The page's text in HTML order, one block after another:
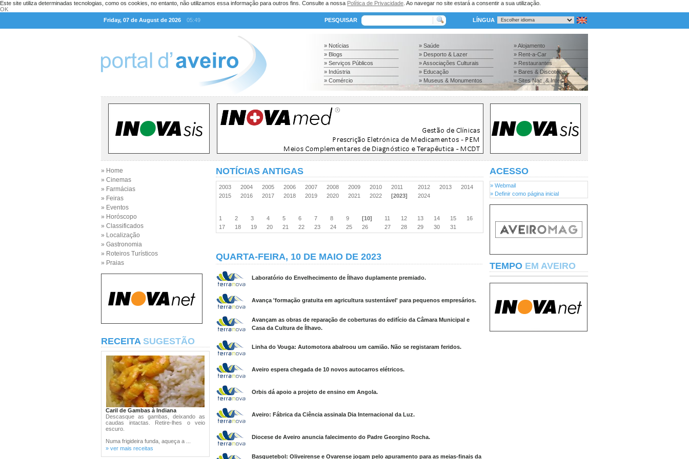
Este site utiliza determinadas tecnologias, como os cookies, no entanto, não utilizamos essa informação para outros fins. Consulte a nossa Política de Privacidade . Ao navegar no site estará a consentir a sua utilização.
OK
Friday, 07 de August de 2026
05:49 PESQUISAR LÍNGUA
» Notícias
» Blogs
» Serviços Públicos
» Indústria
» Comércio
» Saúde
» Desporto & Lazer
» Associações Culturais
» Educação
» Museus & Monumentos
» Alojamento
» Rent-a-Car
» Restaurantes
» Bares & Discotecas
» Sites Nac. & Inter.
» Home
» Cinemas
» Farmácias
» Feiras
» Eventos
» Horóscopo
» Classificados
» Localização
» Gastronomia
» Roteiros Turísticos
» Praias
RECEITA SUGESTÃO
Caril de Gambas à Indiana
Descasque as gambas, deixando as
caudas intactas. Retire-lhes o veio
escuro.
Numa frigideira funda, aqueça a ...
» ver mais receitas
NOTÍCIAS ANTIGAS
2003 2004 2005 2006 2007 2008 2009 2010 2011 2012 2013
2014
2015
2016 2017 2018 2019 2020 2021 2022 [2023] 2024
1 2 3 4 5 6 7 8 9 [10] 11 12 13 14 15
16
17
18 19 20 21 22 23 24 25 26 27 28 29 30 31
QUARTA-FEIRA, 10 DE MAIO DE 2023
Laboratório do Envelhecimento de Ílhavo duplamente premiado.
Avança 'formação gratuita em agricultura sustentável' para pequenos empresários.
Avançam as obras de reparação de coberturas do edifício da Câmara Municipal e
Casa da Cultura de Ílhavo.
Linha do Vouga: Automotora abalroou um camião. Não se registaram feridos.
Aveiro espera chegada de 10 novos autocarros elétricos.
Orbis dá apoio a projeto de ensino em Angola.
Aveiro: Fábrica da Ciência assinala Dia Internacional da Luz.
Diocese de Aveiro anuncia falecimento do Padre Georgino Rocha.
Basquetebol: Oliveirense e Ovarense jogam pelo apuramento para as meias-finais da
ACESSO
» Webmail
» Definir como página inicial
TEMPO EM AVEIRO